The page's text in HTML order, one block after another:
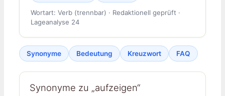
Wortart: Verb (trennbar) · Redaktionell geprüft ·
Lageanalyse 24
Synonyme Bedeutung Kreuzwort FAQ
Synonyme zu „aufzeigen“